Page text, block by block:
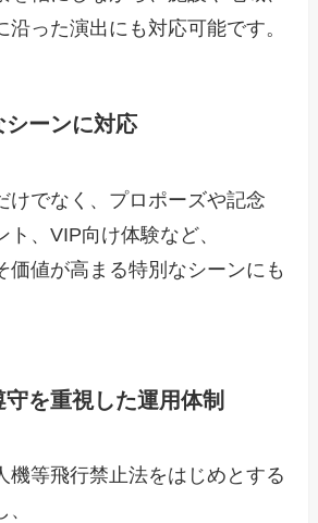
沿った演出にも対応可能です。
シーンに対応
けでなく、プロポーズや記念
ト、VIP向け体験など、
価値が高まる特別なシーンにも
を重視した運用体制
機等飛行禁止法をはじめとする